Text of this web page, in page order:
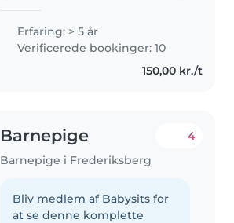
Erfaring: > 5 år
Verificerede bookinger: 10
150,00 kr./t
Barnepige
Barnepige i Frederiksberg
4
Bliv medlem af Babysits for
at se denne komplette